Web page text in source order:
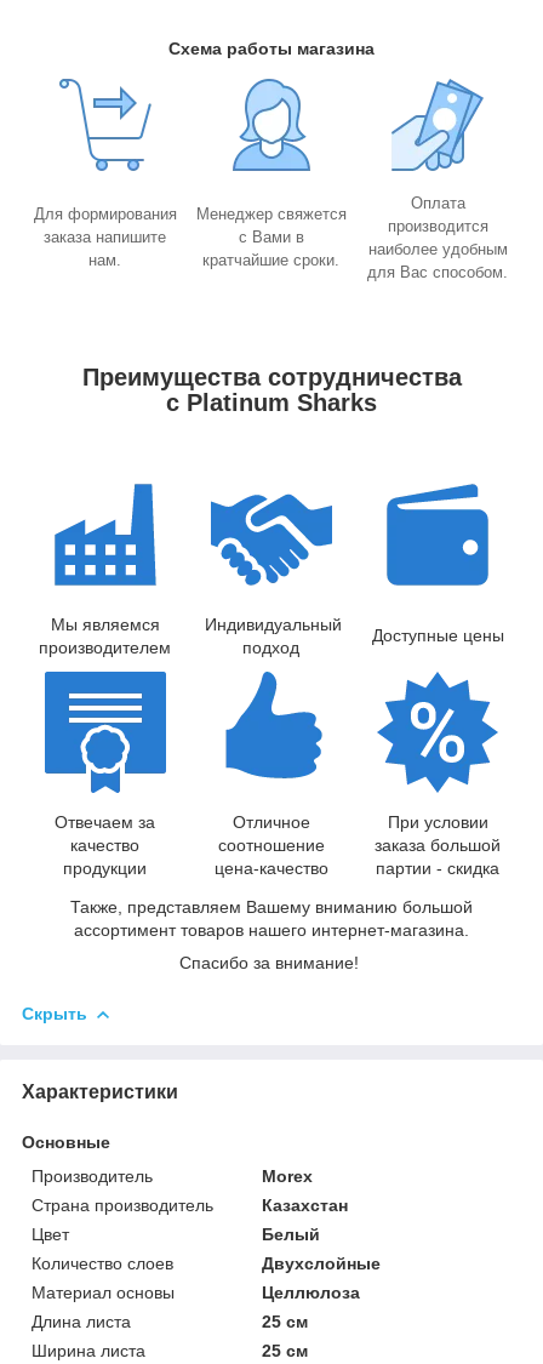
Схема работы магазина
Для формирования
заказа напишите
нам.
Менеджер свяжется
с Вами в
кратчайшие сроки.
Оплата
производится
наиболее удобным
для Вас способом.
Преимущества сотрудничества
с Platinum Sharks
Мы являемся
производителем
Индивидуальный
подход
Доступные цены
Отвечаем за
качество
продукции
Отличное
соотношение
цена-качество
При условии
заказа большой
партии - скидка
Также, представляем Вашему вниманию большой
ассортимент товаров нашего интернет-магазина.
Спасибо за внимание!
Скрыть
Характеристики
Основные
Производитель
Morex
Страна производитель
Казахстан
Цвет
Белый
Количество слоев
Двухслойные
Материал основы
Целлюлоза
Длина листа
25 см
Ширина листа
25 см